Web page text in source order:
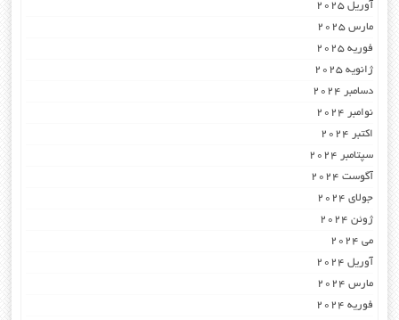
آوریل 2025
مارس 2025
فوریه 2025
ژانویه 2025
دسامبر 2024
نوامبر 2024
اکتبر 2024
سپتامبر 2024
آگوست 2024
جولای 2024
ژوئن 2024
می 2024
آوریل 2024
مارس 2024
فوریه 2024